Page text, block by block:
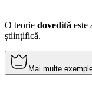
O teorie dovedită este
științifică.
Mai multe